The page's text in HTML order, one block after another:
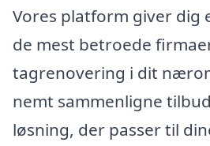
Vores platform giver dig
de mest betroede
tagrenovering i dit
nemt sammenligne
løsning, der passer til